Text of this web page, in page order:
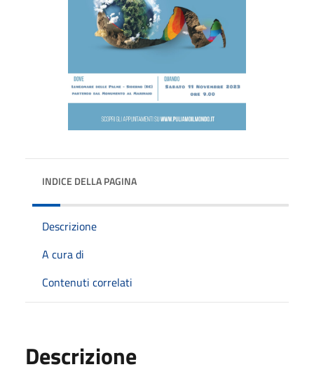
INDICE DELLA PAGINA
Descrizione
A cura di
Contenuti correlati
Descrizione